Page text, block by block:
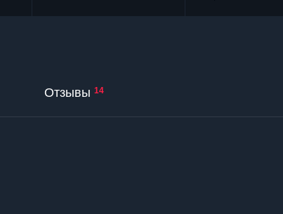
Отзывы 14